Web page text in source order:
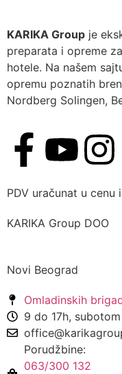
KARIKA Group je
preparata i opreme
hotele. Na našem
opremu poznatih
Nordberg Solingen,
PDV uračunat u
KARIKA Group DOO
Novi Beograd
Omladinskih
9 do 17h,
Porudžbine:
063/300 132